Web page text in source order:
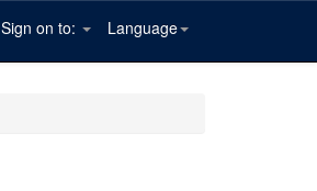
Language
Sign on to: